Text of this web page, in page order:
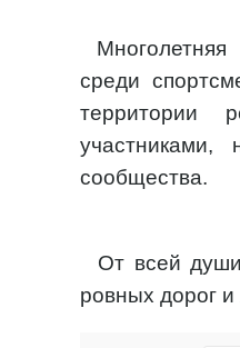
Многолетняя
среди
территории
участниками,
сообщества.
От всей души
ровных дорог и